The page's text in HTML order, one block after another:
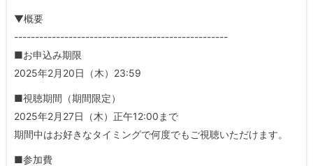
▼概要
---------------------------------------------------
■お申込み期限
2025年2月20日（木）23:59
■視聴期間（期間限定）
2025年2月27日（木）正午12:00まで
期間中はお好きなタイミングで何度でもご視聴いただけます。
■参加費